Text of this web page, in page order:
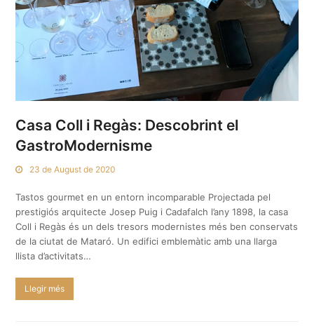
Casa Coll i Regàs: Descobrint el
GastroModernisme
23 de August de 2020
Tastos gourmet en un entorn incomparable Projectada pel
prestigiós arquitecte Josep Puig i Cadafalch l’any 1898, la casa
Coll i Regàs és un dels tresors modernistes més ben conservats
de la ciutat de Mataró. Un edifici emblemàtic amb una llarga
llista d’activitats…
Llegir més